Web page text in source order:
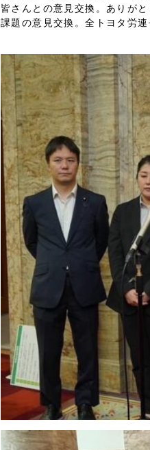
皆さんとの意見交換。ありが
課題の意見交換。全トヨタ労